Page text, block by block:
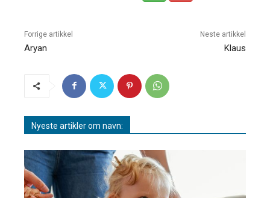
Forrige artikkel
Aryan
Neste artikkel
Klaus
Nyeste artikler om navn: